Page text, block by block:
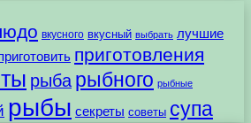
вкусного вкусный выбрать лучшие
приготовления
рыба рыбного рыбные
рыбы секреты советы супа